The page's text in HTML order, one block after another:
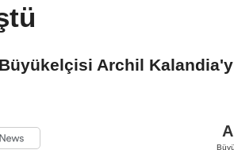
Archil
A